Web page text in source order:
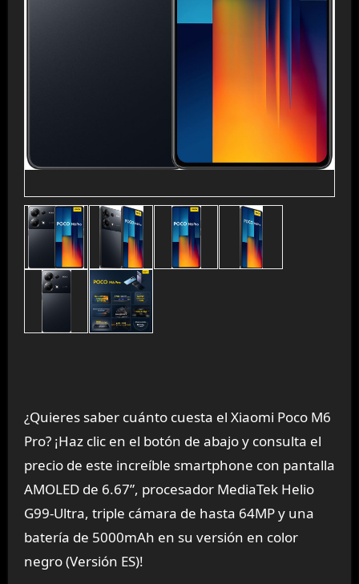
¿Quieres saber cuánto cuesta el Xiaomi Poco M6
Pro? ¡Haz clic en el botón de abajo y consulta el
precio de este increíble smartphone con pantalla
AMOLED de 6.67”, procesador MediaTek Helio
G99-Ultra, triple cámara de hasta 64MP y una
batería de 5000mAh en su versión en color
negro (Versión ES)!